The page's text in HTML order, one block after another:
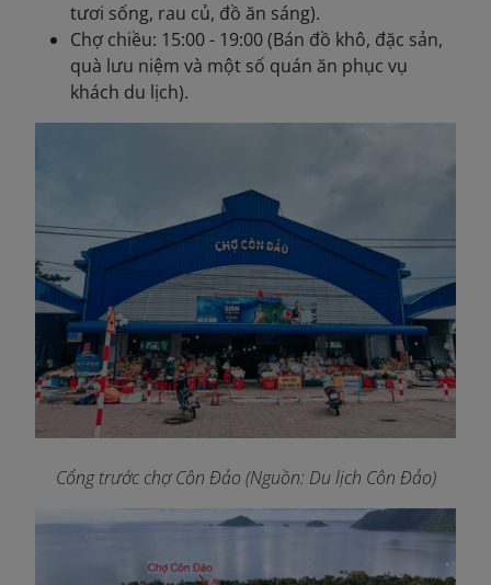
tươi sống, rau củ, đồ ăn sáng).
Chợ chiều: 15:00 - 19:00 (Bán đồ khô, đặc sản,
quà lưu niệm và một số quán ăn phục vụ
khách du lịch).
Cổng trước chợ Côn Đảo (Nguồn: Du lịch Côn Đảo)